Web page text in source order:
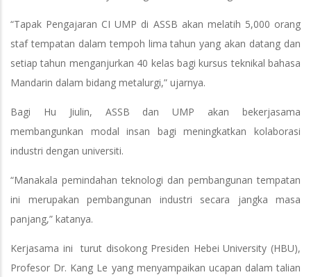
“Tapak Pengajaran CI UMP di ASSB akan melatih 5,000 orang
staf tempatan dalam tempoh lima tahun yang akan datang dan
setiap tahun menganjurkan 40 kelas bagi kursus teknikal bahasa
Mandarin dalam bidang metalurgi,” ujarnya.
Bagi Hu Jiulin, ASSB dan UMP akan bekerjasama
membangunkan modal insan bagi meningkatkan kolaborasi
industri dengan universiti.
“Manakala pemindahan teknologi dan pembangunan tempatan
ini merupakan pembangunan industri secara jangka masa
panjang,” katanya.
Kerjasama ini turut disokong Presiden Hebei University (HBU),
Profesor Dr. Kang Le yang menyampaikan ucapan dalam talian